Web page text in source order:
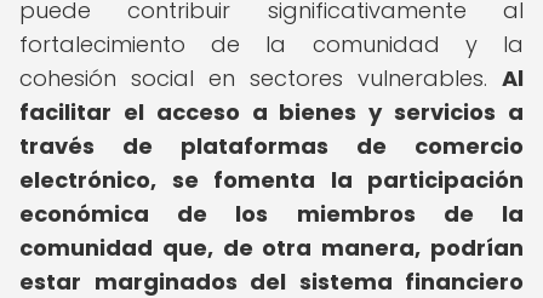
puede contribuir significativamente al
fortalecimiento de la comunidad y la
cohesión social en sectores vulnerables. Al
facilitar el acceso a bienes y servicios a
través de plataformas de comercio
electrónico, se fomenta la participación
económica de los miembros de la
comunidad que, de otra manera, podrían
estar marginados del sistema financiero